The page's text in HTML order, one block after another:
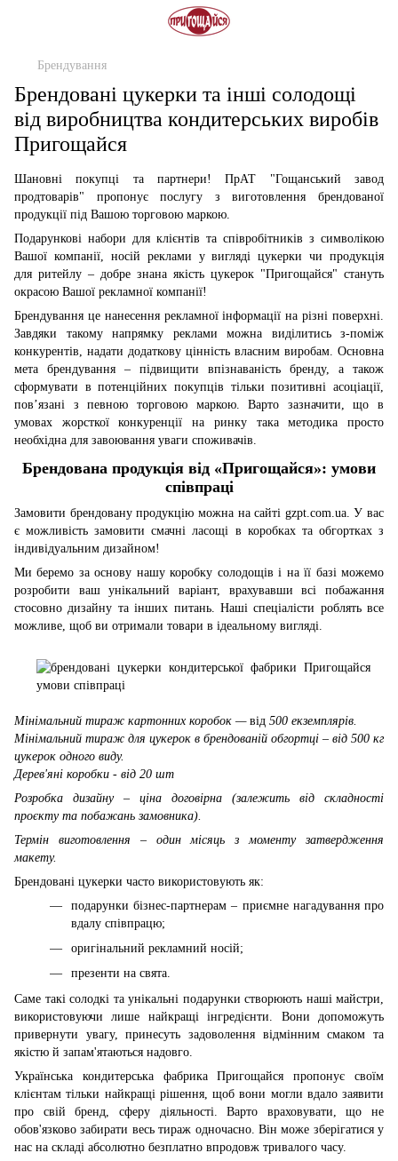
Брендування
Брендовані цукерки та інші солодощі
від виробництва кондитерських виробів
Пригощайся
Шановні покупці та партнери! ПрАТ "Гощанський завод
продтоварів" пропонує послугу з виготовлення брендованої
продукції під Вашою торговою маркою.
Подарункові набори для клієнтів та співробітників з символікою
Вашої компанії, носій реклами у вигляді цукерки чи продукція
для ритейлу – добре знана якість цукерок "Пригощайся" стануть
окрасою Вашої рекламної компанії!
Брендування це нанесення рекламної інформації на різні поверхні.
Завдяки такому напрямку реклами можна виділитись з-поміж
конкурентів, надати додаткову цінність власним виробам. Основна
мета брендування – підвищити впізнаваність бренду, а також
сформувати в потенційних покупців тільки позитивні асоціації,
пов’язані з певною торговою маркою. Варто зазначити, що в
умовах жорсткої конкуренції на ринку така методика просто
необхідна для завоювання уваги споживачів.
Брендована продукція від «Пригощайся»: умови
співпраці
Замовити брендовану продукцію можна на сайті gzpt.com.ua. У вас
є можливість замовити смачні ласощі в коробках та обгортках з
індивідуальним дизайном!
Ми беремо за основу нашу коробку солодощів і на її базі можемо
розробити ваш унікальний варіант, врахувавши всі побажання
стосовно дизайну та інших питань. Наші спеціалісти роблять все
можливе, щоб ви отримали товари в ідеальному вигляді.
Мінімальний тираж картонних коробок — від 500 екземплярів.
Мінімальний тираж для цукерок в брендованій обгортці – від 500 кг
цукерок одного виду.
Дерев'яні коробки - від 20 шт
Розробка дизайну – ціна договірна (залежить від складності
проєкту та побажань замовника).
Термін виготовлення – один місяць з моменту затвердження
макету.
Брендовані цукерки часто використовують як:
подарунки бізнес-партнерам – приємне нагадування про
вдалу співпрацю;
оригінальний рекламний носій;
презенти на свята.
Саме такі солодкі та унікальні подарунки створюють наші майстри,
використовуючи лише найкращі інгредієнти. Вони допоможуть
привернути увагу, принесуть задоволення відмінним смаком та
якістю й запам'ятаються надовго.
Українська кондитерська фабрика Пригощайся пропонує своїм
клієнтам тільки найкращі рішення, щоб вони могли вдало заявити
про свій бренд, сферу діяльності. Варто враховувати, що не
обов'язково забирати весь тираж одночасно. Він може зберігатися у
нас на складі абсолютно безплатно впродовж тривалого часу.